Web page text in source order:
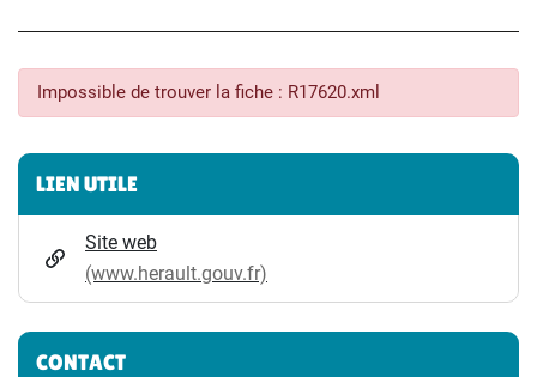
Impossible de trouver la fiche : R17620.xml
Informations complémentaires
LIEN UTILE
Site web
(www.herault.gouv.fr)
CONTACT